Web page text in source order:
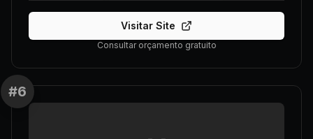
Visitar Site
Consultar orçamento gratuito
#6